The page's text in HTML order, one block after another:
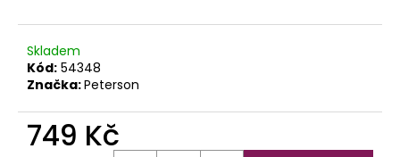
Skladem
Kód: 54348
Značka:Peterson
749 Kč